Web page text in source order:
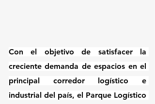
Con el objetivo de satisfacer la
creciente demanda de espacios en el
principal corredor logístico e
industrial del país, el Parque Logístico